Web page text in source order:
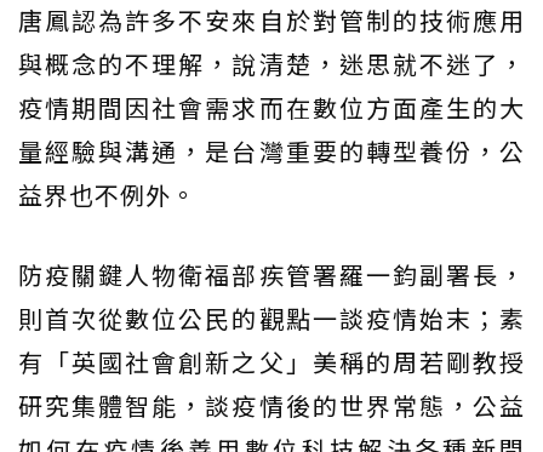
唐鳳認為許多不安來自於對管制的技術應用
與概念的不理解，說清楚，迷思就不迷了，
疫情期間因社會需求而在數位方面產生的大
量經驗與溝通，是台灣重要的轉型養份，公
益界也不例外。
防疫關鍵人物衛福部疾管署羅一鈞副署長，
則首次從數位公民的觀點一談疫情始末；素
有「英國社會創新之父」美稱的周若剛教授
研究集體智能，談疫情後的世界常態，公益